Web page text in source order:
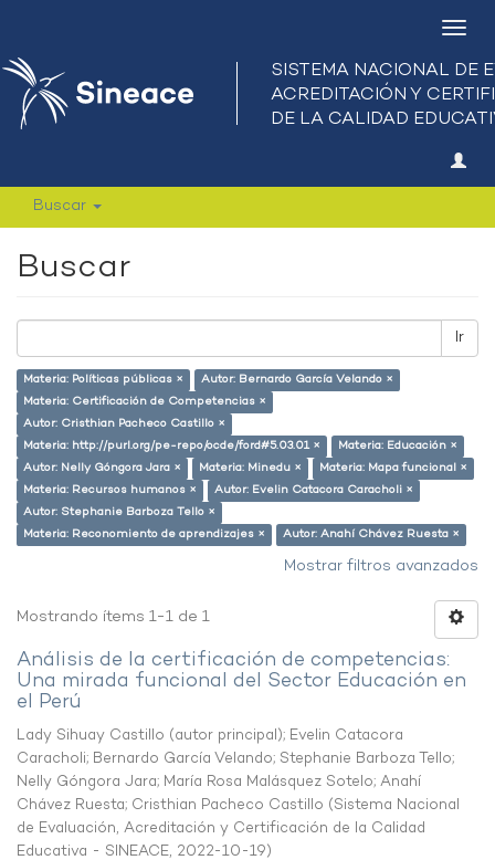
Buscar
Buscar
Ir
Materia: Políticas públicas ×
Autor: Bernardo García Velando ×
Materia: Certificación de Competencias ×
Autor: Cristhian Pacheco Castillo ×
Materia: http://purl.org/pe-repo/ocde/ford#5.03.01 ×
Materia: Educación ×
Autor: Nelly Góngora Jara ×
Materia: Minedu ×
Materia: Mapa funcional ×
Materia: Recursos humanos ×
Autor: Evelin Catacora Caracholi ×
Autor: Stephanie Barboza Tello ×
Materia: Reconomiento de aprendizajes ×
Autor: Anahí Chávez Ruesta ×
Mostrar filtros avanzados
Mostrando ítems 1-1 de 1
Análisis de la certificación de competencias:
Una mirada funcional del Sector Educación en
el Perú
Lady Sihuay Castillo (autor principal); Evelin Catacora
Caracholi; Bernardo García Velando; Stephanie Barboza Tello;
Nelly Góngora Jara; María Rosa Malásquez Sotelo; Anahí
Chávez Ruesta; Cristhian Pacheco Castillo (Sistema Nacional
de Evaluación, Acreditación y Certificación de la Calidad
Educativa - SINEACE, 2022-10-19)